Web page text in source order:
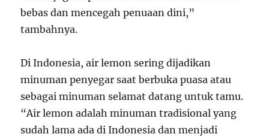
bebas dan mencegah penuaan dini,”
tambahnya.
Di Indonesia, air lemon sering dijadikan
minuman penyegar saat berbuka puasa atau
sebagai minuman selamat datang untuk tamu.
“Air lemon adalah minuman tradisional yang
sudah lama ada di Indonesia dan menjadi